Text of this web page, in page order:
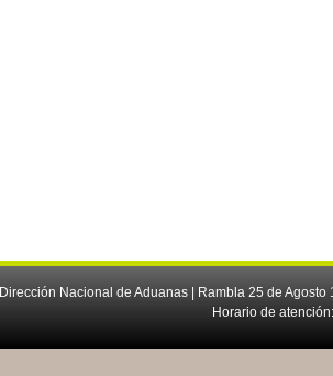
Dirección Nacional de Aduanas | Rambla 25 de
Horario de